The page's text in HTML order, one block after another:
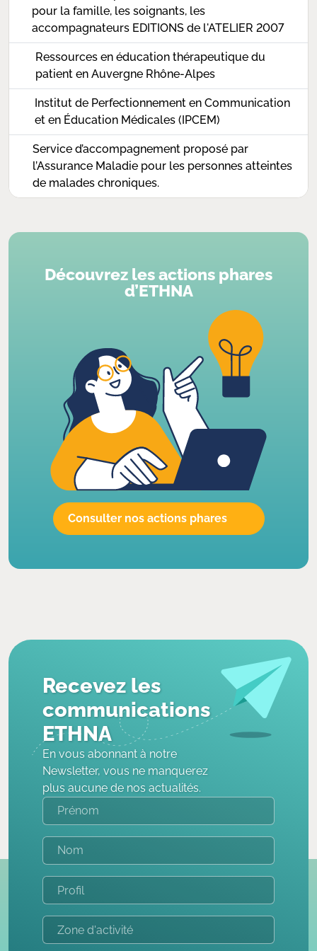
pour la famille, les soignants, les
accompagnateurs EDITIONS de l'ATELIER 2007
Ressources en éducation thérapeutique du
patient en Auvergne Rhône-Alpes
Institut de Perfectionnement en Communication
et en Éducation Médicales (IPCEM)
Service d’accompagnement proposé par
l’Assurance Maladie pour les personnes atteintes
de malades chroniques.
Découvrez les actions phares
d’ETHNA
Consulter nos actions phares
Recevez les
communications
ETHNA
En vous abonnant à notre
Newsletter, vous ne manquerez
plus aucune de nos actualités.